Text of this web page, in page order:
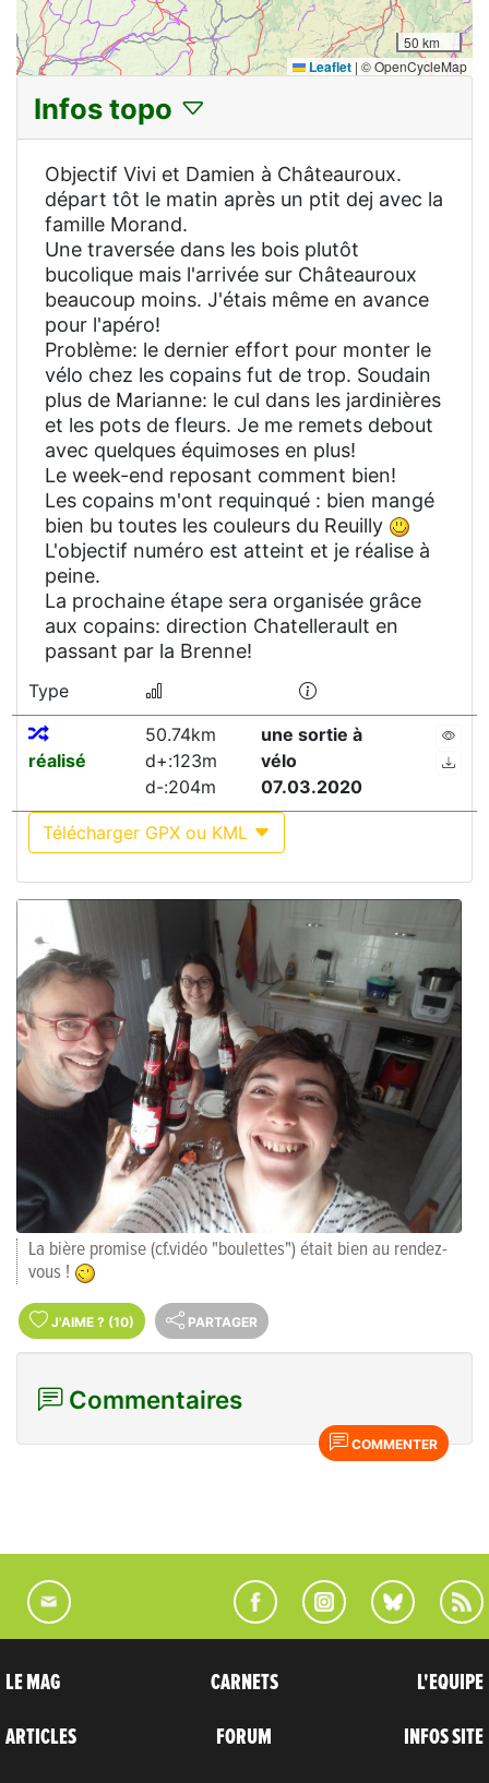
50 km
Leaflet | © OpenCycleMap
Infos topo
Objectif Vivi et Damien à Châteauroux.
départ tôt le matin après un ptit dej avec la
famille Morand.
Une traversée dans les bois plutôt
bucolique mais l'arrivée sur Châteauroux
beaucoup moins. J'étais même en avance
pour l'apéro!
Problème: le dernier effort pour monter le
vélo chez les copains fut de trop. Soudain
plus de Marianne: le cul dans les jardinières
et les pots de fleurs. Je me remets debout
avec quelques équimoses en plus!
Le week-end reposant comment bien!
Les copains m'ont requinqué : bien mangé
bien bu toutes les couleurs du Reuilly
L'objectif numéro est atteint et je réalise à
peine.
La prochaine étape sera organisée grâce
aux copains: direction Chatellerault en
passant par la Brenne!
Type
réalisé
50.74km
d+:123m
d-:204m
une sortie à
vélo
07.03.2020
Télécharger GPX ou KML
La bière promise (cf.vidéo "boulettes") était bien au rendez-
vous !
J'AIME ? (10) PARTAGER
Commentaires
COMMENTER
LE MAG
ARTICLES
CARNETS
FORUM
L'EQUIPE
INFOS SITE